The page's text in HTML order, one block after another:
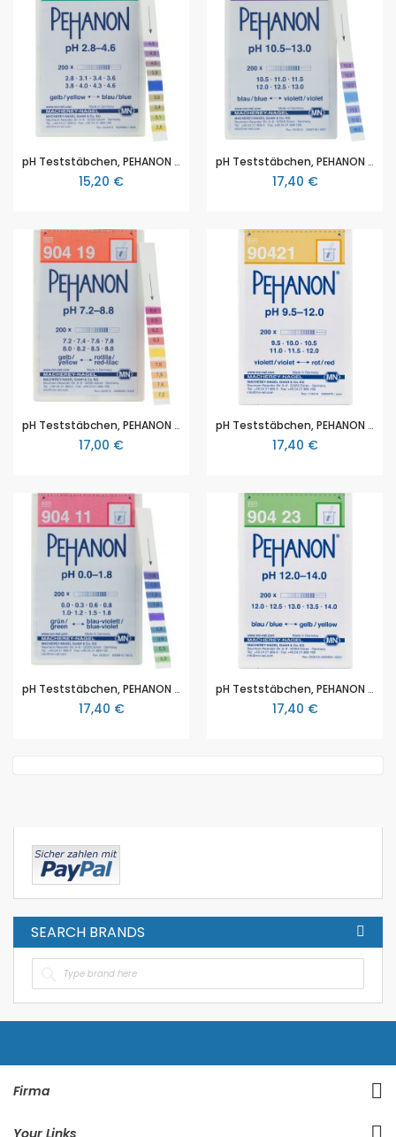
pH Teststäbchen, PEHANON pH 2,8–4,6, für gefärbte Proben, Maße 11 x 100 mm, Packung mit 200 Teststreifen
15,20 €
pH Teststäbchen, PEHANON pH 10,5–13,0 für gefärbte Proben, Maße 11 x 100 mm, Packung mit 200 Teststreifen
17,40 €
pH Teststäbchen, PEHANON pH 7,2–8,8 für gefärbte Proben, Maße 11 x 100 mm, Packung mit 200 Teststreifen
17,00 €
pH Teststäbchen, PEHANON pH 9,5–12,0 für gefärbte Proben, Maße 11 x 100 mm, Packung mit 200 Teststreifen
17,40 €
pH Teststäbchen, PEHANON pH 0,0–1,8 für gefärbte Proben, Maße 11 x 100 mm, Packung mit 200 Teststreifen
17,40 €
pH Teststäbchen, PEHANON pH 12,0–14,0 für gefärbte Proben, Maße 11 x 100 mm, Packung mit 200 Teststreifen
17,40 €
SEARCH BRANDS
Firma
Your Links